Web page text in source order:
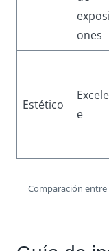
ones
Estético
e
Comparación